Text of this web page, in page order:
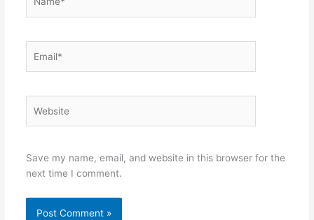
Save my name, email, and website in this browser for the
next time I comment.